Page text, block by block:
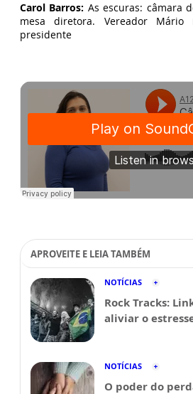
Carol Barros: As escuras: câmara
mesa diretora. Vereador Mário
presidente
APROVEITE E LEIA TAMBÉM
NOTÍCIAS
Rock Tracks:
aliviar o
NOTÍCIAS
O poder do